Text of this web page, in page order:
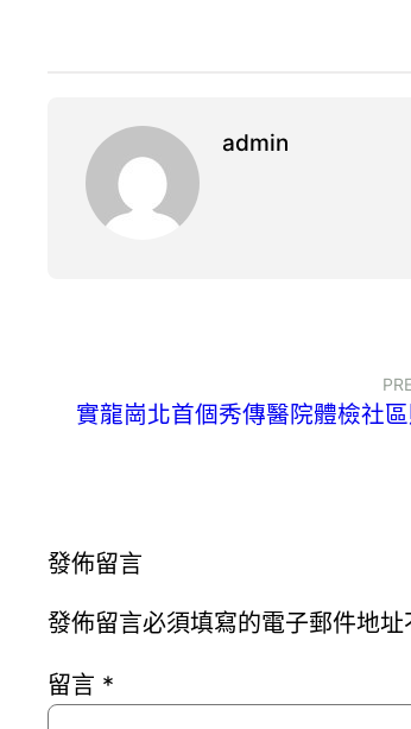
admin
實龍崗北首個秀傳醫院體檢社
發佈留言
發佈留言必須填寫的電子郵件地址
留言 *